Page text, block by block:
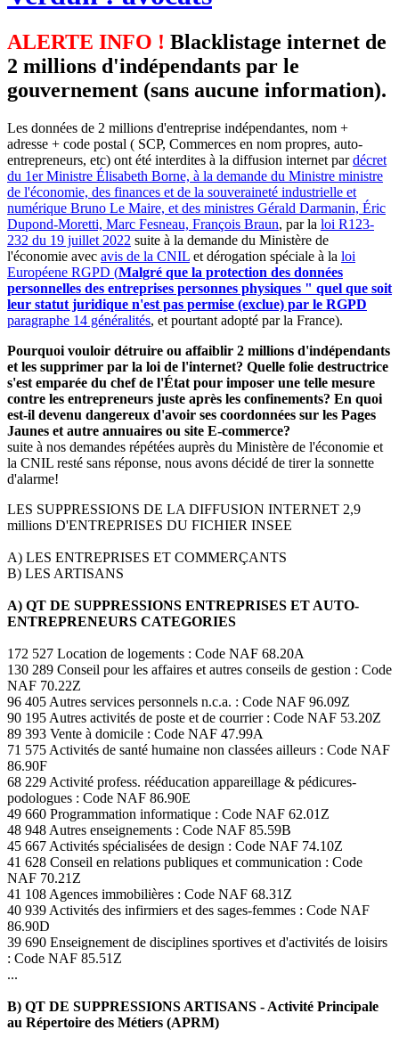
ALERTE INFO ! Blacklistage internet de
2 millions d'indépendants par le
gouvernement (sans aucune information).
Les données de 2 millions d'entreprise indépendantes, nom +
adresse + code postal ( SCP, Commerces en nom propres, auto-
entrepreneurs, etc) ont été interdites à la diffusion internet pardécret
du 1er Ministre Élisabeth Borne, à la demande du Ministre ministre
de l'économie, des finances et de la souveraineté industrielle et
numérique Bruno Le Maire, et des ministres Gérald Darmanin, Éric
Dupond-Moretti, Marc Fesneau, François Braun, par la loi R123-
232 du 19 juillet 2022 suite à la demande du Ministère de
l'économie avec avis de la CNIL et dérogation spéciale à la loi
Européene RGPD (Malgré que la protection des données
personnelles des entreprises personnes physiques " quel que soit
leur statut juridique n'est pas permise (exclue) par le RGPD
paragraphe 14 généralités, et pourtant adopté par la France).
Pourquoi vouloir détruire ou affaiblir 2 millions d'indépendants
et les supprimer par la loi de l'internet? Quelle folie destructrice
s'est emparée du chef de l'État pour imposer une telle mesure
contre les entrepreneurs juste après les confinements? En quoi
est-il devenu dangereux d'avoir ses coordonnées sur les Pages
Jaunes et autre annuaires ou site E-commerce?
suite à nos demandes répétées auprès du Ministère de l'économie et
la CNIL resté sans réponse, nous avons décidé de tirer la sonnette
d'alarme!
LES SUPPRESSIONS DE LA DIFFUSION INTERNET 2,9
millions D'ENTREPRISES DU FICHIER INSEE
A) LES ENTREPRISES ET COMMERÇANTS
B) LES ARTISANS
A) QT DE SUPPRESSIONS ENTREPRISES ET AUTO-
ENTREPRENEURS CATEGORIES
172 527 Location de logements : Code NAF 68.20A
130 289 Conseil pour les affaires et autres conseils de gestion : Code
NAF 70.22Z
96 405 Autres services personnels n.c.a. : Code NAF 96.09Z
90 195 Autres activités de poste et de courrier : Code NAF 53.20Z
89 393 Vente à domicile : Code NAF 47.99A
71 575 Activités de santé humaine non classées ailleurs : Code NAF
86.90F
68 229 Activité profess. rééducation appareillage & pédicures-
podologues : Code NAF 86.90E
49 660 Programmation informatique : Code NAF 62.01Z
48 948 Autres enseignements : Code NAF 85.59B
45 667 Activités spécialisées de design : Code NAF 74.10Z
41 628 Conseil en relations publiques et communication : Code
NAF 70.21Z
41 108 Agences immobilières : Code NAF 68.31Z
40 939 Activités des infirmiers et des sages-femmes : Code NAF
86.90D
39 690 Enseignement de disciplines sportives et d'activités de loisirs
: Code NAF 85.51Z
...
B) QT DE SUPPRESSIONS ARTISANS - Activité Principale
au Répertoire des Métiers (APRM)